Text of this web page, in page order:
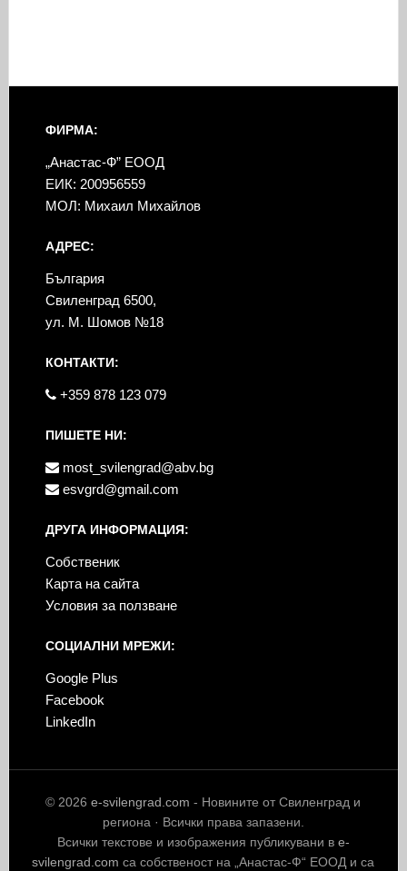
ФИРМА:
„Анастас-Ф” ЕООД
ЕИК: 200956559
МОЛ: Михаил Михайлов
АДРЕС:
България
Свиленград 6500,
ул. М. Шомов №18
КОНТАКТИ:
+359 878 123 079
ПИШЕТЕ НИ:
most_svilengrad@abv.bg
esvgrd@gmail.com
ДРУГА ИНФОРМАЦИЯ:
Собственик
Карта на сайта
Условия за ползване
СОЦИАЛНИ МРЕЖИ:
Google Plus
Facebook
LinkedIn
© 2026e-svilengrad.com - Новините от Свиленград и
региона · Всички права запазени.
Всички текстове и изображения публикувани в e-
svilengrad.com са собственост на „Анастас-Ф“ ЕООД и са